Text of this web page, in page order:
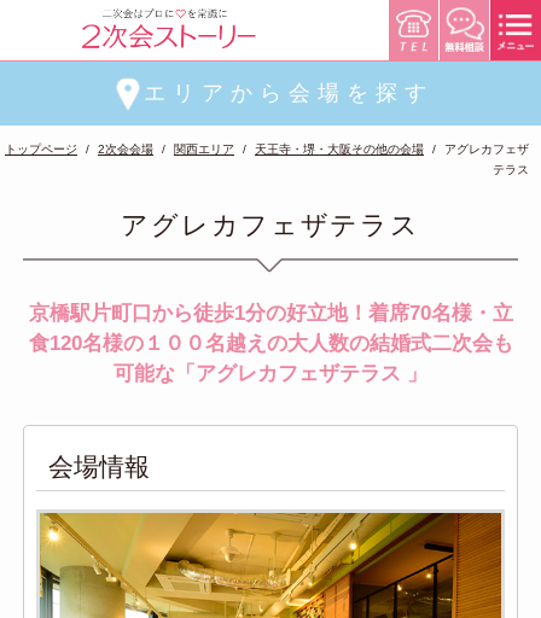
エリアから会場を探す
トップページ 2次会会場 関西エリア 天王寺・堺・大阪その他の会場
アグレカフェザ
テラス
アグレカフェザテラス
京橋駅片町口から徒歩1分の好立地！着席70名様・立
食120名様の１００名越えの大人数の結婚式二次会も
可能な「アグレカフェザテラス 」
会場情報